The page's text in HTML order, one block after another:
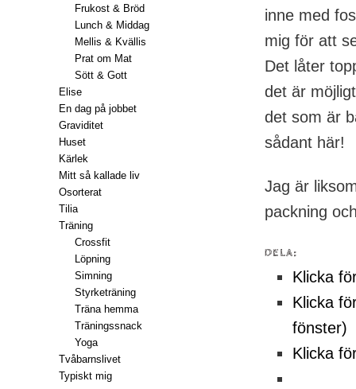
inne med
mig för att
Det låter
det är
det som är
sådant här!
Jag är
packning
DELA:
Klicka
Klicka
fönster)
Klicka
Frukost & Bröd
Lunch & Middag
Mellis & Kvällis
Prat om Mat
Sött & Gott
Elise
En dag på jobbet
Graviditet
Huset
Kärlek
Mitt så kallade liv
Osorterat
Tilia
Träning
Crossfit
Löpning
Simning
Styrketräning
Träna hemma
Träningssnack
Yoga
Tvåbarnslivet
Typiskt mig